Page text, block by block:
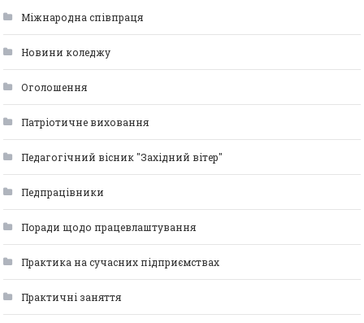
Міжнародна співпраця
Новини коледжу
Оголошення
Патріотичне виховання
Педагогічний вісник "Західний вітер"
Педпрацівники
Поради щодо працевлаштування
Практика на сучасних підприємствах
Практичні заняття